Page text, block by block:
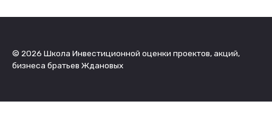
© 2026 Школа Инвестиционной оценки проектов, акций,
бизнеса братьев Ждановых